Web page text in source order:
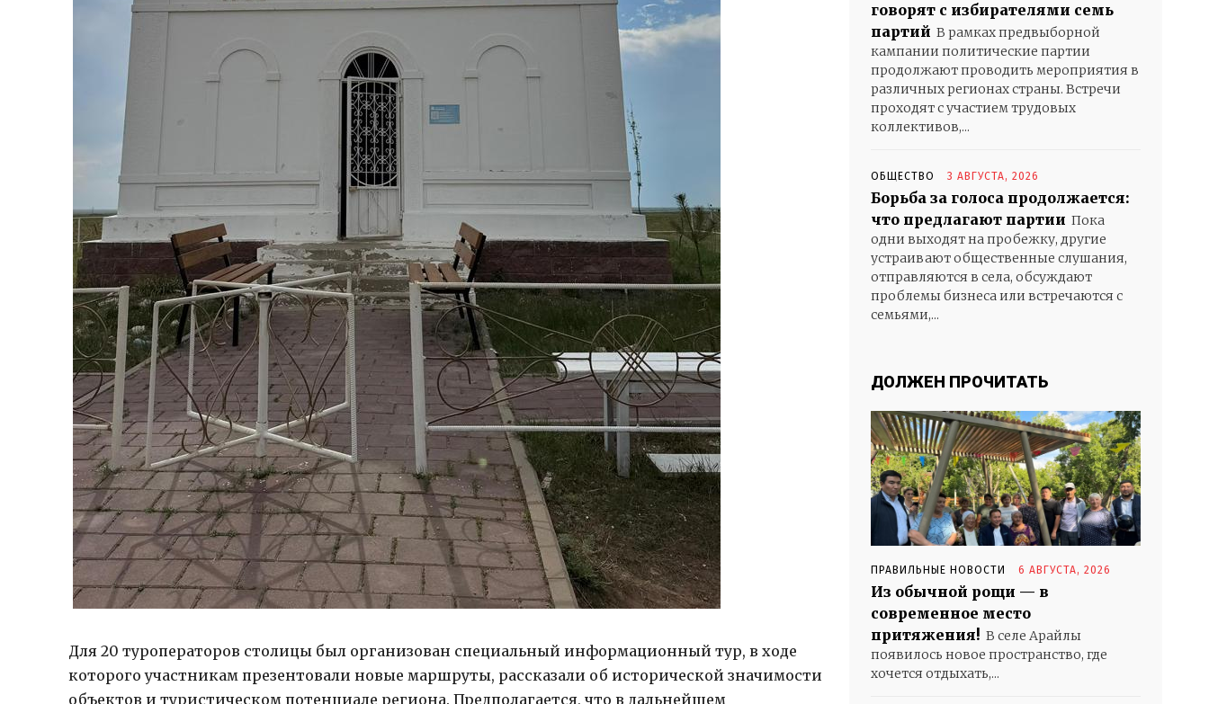
ГОРОДСКОЙ РОМАНС
ДЕРЕВЕНЬКА МОЯ
ДЕТИ
ЗАГЛЯНИТЕ В СТАРЫЙ АЛЬБОМ
ЗОЛОТАЯ ШКАТУЛКА
КОШКИН ДОМ
КРЕПЧЕ ЗА БАРАНКУ ДЕРЖИСЬ, ШОФЕР
ОСОБОЕ МНЕНИЕ
ОТКРЫВАЕМ МИР
СКАЗКИ НА НОЧЬ. И НЕ ТОЛЬКО
СОБАЧЬЯ РАДОСТЬ
ЧТО В ИМЕНИ МОЕМ
Для 20 туроператоров столицы был организован специальный информационный тур, в ходе
которого участникам презентовали новые маршруты, рассказали об исторической значимости
объектов и туристическом потенциале региона. Предполагается, что в дальнейшем
говорят с избирателями семь
партий В рамках предвыборной
кампании политические партии
продолжают проводить мероприятия в
различных регионах страны. Встречи
проходят с участием трудовых
коллективов,...
ОБЩЕСТВО 3 АВГУСТА, 2026
Борьба за голоса продолжается:
что предлагают партии Пока
одни выходят на пробежку, другие
устраивают общественные слушания,
отправляются в села, обсуждают
проблемы бизнеса или встречаются с
семьями,...
ДОЛЖЕН ПРОЧИТАТЬ
ПРАВИЛЬНЫЕ НОВОСТИ 6 АВГУСТА, 2026
Из обычной рощи — в
современное место
притяжения! В селе Арайлы
появилось новое пространство, где
хочется отдыхать,...